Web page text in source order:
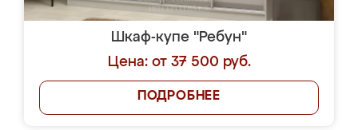
Шкаф-купе "Ребун"
Цена: от 37 500 руб.
ПОДРОБНЕЕ